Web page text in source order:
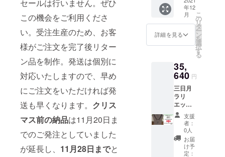
セールは行いません。ぜひ
この機会をご利用くださ
い。受注生産のため、お客
様がご注文を完了後リター
ン品を制作。発送は個別に
対応いたしますので、早め
にご注文をいただければ発
送も早くなります。 クリス
マス前の納品は11月20日ま
でのご発注としていました
が延長し、 11月28日までと
と、身につ
けた時のつ
け心地の良
インしてい
ます。デザ
イナーのこ
だわりが詰
まった、ク
オリティの
高いジュエ
リーをお楽
しみくださ
ターン
品を発
送しま
す。リ
は個別
に対応
いたし
ますの
で、早
めにご
注文を
いただ
ければ
発送も
早くな
りま
90cm）
¥35,000
（税込
¥38,500
）
→［CA
MPFIRE
特別価
格］
¥31,500
（税込
¥34,650
） お客
様がご
注文を
完了
後、約
１ヶ月
でリ
年12
月
詳細を見る
こ
の
リ
タ
ー
ン
を
選
択
す
る
35,
640 円
三日月
ラリ
エット
（オニ
キス／
全長約
98.5cm
、天然
石部分
支援
者：
0人
お届
け予
定：